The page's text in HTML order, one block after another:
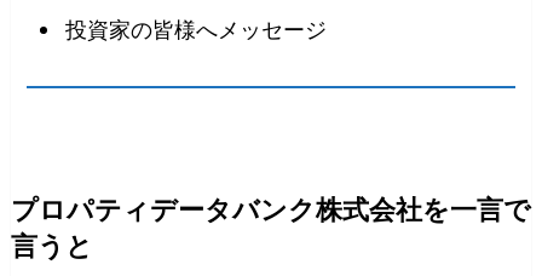
投資家の皆様へメッセージ
プロパティデータバンク株式会社を一言で
言うと